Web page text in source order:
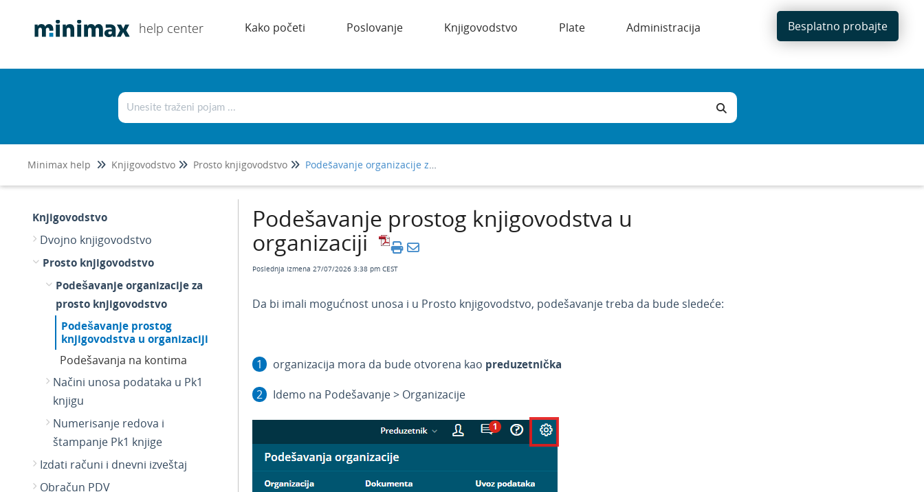
help center Kako početi Poslovanje Knjigovodstvo Plate Administracija Besplatno probajte
Minimax help Knjigovodstvo Prosto knjigovodstvo Podešavanje organizacije za prosto knjigovodstvo
Knjigovodstvo
Dvojno knjigovodstvo
Prosto knjigovodstvo
Podešavanje organizacije za
prosto knjigovodstvo
Podešavanje prostog
knjigovodstva u organizaciji
Podešavanja na kontima
Načini unosa podataka u Pk1
knjigu
Numerisanje redova i
štampanje Pk1 knjige
Izdati računi i dnevni izveštaj
Obračun PDV
Podešavanje prostog knjigovodstva u
organizaciji
Poslednja izmena 27/07/2026 3:38 pm CEST
Da bi imali mogućnost unosa i u Prosto knjigovodstvo, podešavanje treba da bude sledeće:
organizacija mora da bude otvorena kao preduzetnička
Idemo na Podešavanje > Organizacije